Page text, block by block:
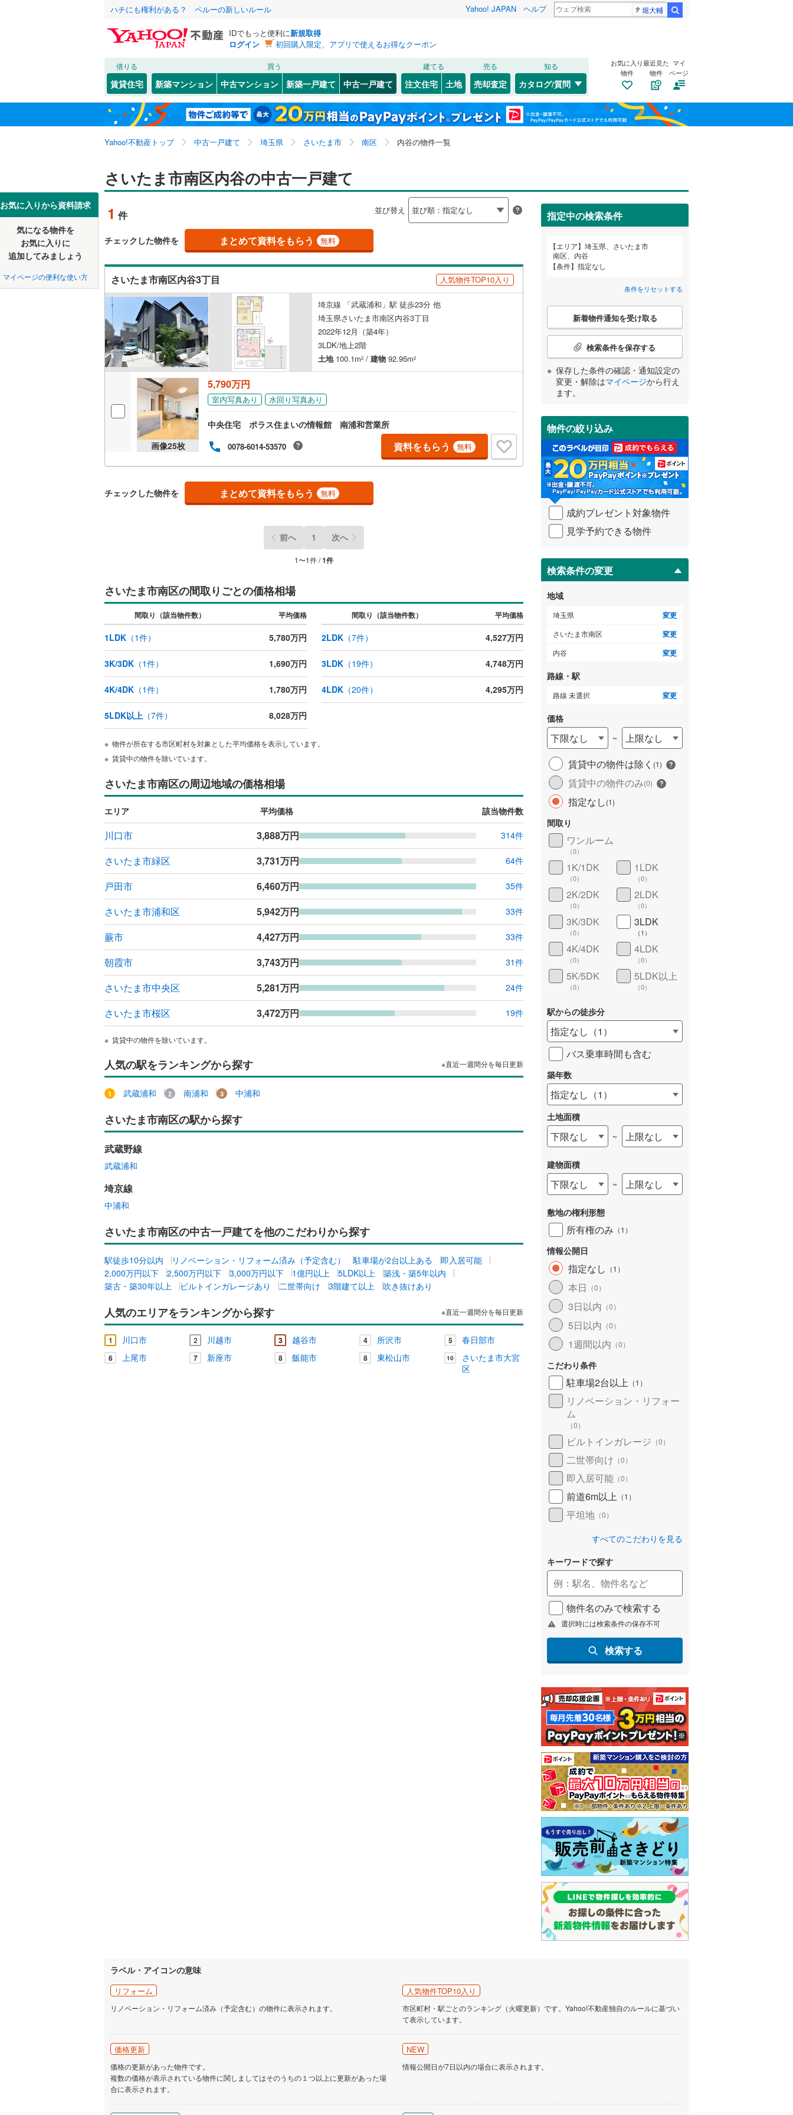
ハチにも権利がある？ ペルーの新しいルール Yahoo! JAPAN ヘルプ 堀大輔
IDでもっと便利に新規取得
ログイン
初回購入限定、アプリで使えるお得なクーポン
借りる
賃貸住宅
買う
新築マンション 中古マンション 新築一戸建て 中古一戸建て
建てる
注文住宅 土地
売る
売却査定
知る
カタログ/質問
お気に入り
物件
最近見た
物件
マイ
ページ
Yahoo!不動産トップ 中古一戸建て 埼玉県 さいたま市 南区 内谷の物件一覧
お気に入りから資料請求
気になる物件を
お気に入りに
追加してみましょう
マイページの便利な使い方
さいたま市南区内谷の中古一戸建て
1 件 並び替え
チェックした物件を まとめて資料をもらう 無料
さいたま市南区内谷3丁目 人気物件TOP10入り
埼京線 「武蔵浦和」駅 徒歩23分 他
埼玉県さいたま市南区内谷3丁目
2022年12月（築4年）
3LDK/地上2階
土地100.1m2 / 建物 92.95m2
画像25枚
5,790万円
室内写真あり 水回り写真あり
中央住宅 ポラス住まいの情報館 南浦和営業所
0078-6014-53570 資料をもらう 無料
チェックした物件を まとめて資料をもらう 無料
前へ 1 次へ
1〜1件 /1件
さいたま市南区の間取りごとの価格相場
間取り（該当物件数） 平均価格 間取り（該当物件数） 平均価格
1LDK （1件） 5,780万円 2LDK（7件） 4,527万円
3K/3DK （1件） 1,690万円 3LDK（19件） 4,748万円
4K/4DK （1件） 1,780万円 4LDK（20件） 4,295万円
5LDK以上 （7件） 8,028万円
物件が所在する市区町村を対象とした平均価格を表示しています。
賃貸中の物件を除いています。
さいたま市南区の周辺地域の価格相場
エリア 平均価格 該当物件数
川口市 3,888万円 314件
さいたま市緑区 3,731万円 64件
戸田市 6,460万円 35件
さいたま市浦和区 5,942万円 33件
蕨市 4,427万円 33件
朝霞市 3,743万円 31件
さいたま市中央区 5,281万円 24件
さいたま市桜区 3,472万円 19件
賃貸中の物件を除いています。
人気の駅をランキングから探す ※直近一週間分を毎日更新
武蔵浦和 南浦和 中浦和
さいたま市南区の駅から探す
武蔵野線
武蔵浦和
埼京線
中浦和
さいたま市南区の中古一戸建てを他のこだわりから探す
駅徒歩10分以内 リノベーション・リフォーム済み（予定含む） 駐車場が2台以上ある
即入居可能
2,000万円以下
2,500万円以下 3,000万円以下 1億円以上 5LDK以上
築浅・築5年以内
築古・築30年以上
ビルトインガレージあり 二世帯向け 3階建て以上 吹き抜けあり
人気のエリアをランキングから探す ※直近一週間分を毎日更新
1 川口市 2 川越市 3 越谷市 4 所沢市 5 春日部市
6 上尾市 7 新座市 8 飯能市 8 東松山市 10
さいたま市大宮
区
指定中の検索条件
エリア
埼玉県、さいたま市
南区、内谷
条件
指定なし
条件をリセットする
こ
検
条
件
受
け
取
る
・
条
件
を
イ
ペ
ジ
に
保
存
す
る
新着物件通知を受け取る
検索条件を保存する
保存した条件の確認・通知設定の
変更・解除はマイページから行え
ます。
物件の絞り込み
成約プレゼント対象物件
見学予約できる物件
検索条件の変更
地域
埼玉県 変更
さいたま市南区 変更
内谷 変更
路線・駅
路線 未選択 変更
価格
下限なし ~
上限なし
賃貸中の物件は除く (1)
賃貸中の物件のみ(0)
指定なし(1)
間取り
ワンルーム
（0）
1K/1DK
（0）
1LDK
（0）
2K/2DK
（0）
2LDK
（0）
3K/3DK
（0）
3LDK
（1 ）
4K/4DK
（0）
4LDK
（0）
5K/5DK
（0）
5LDK以上
（0）
駅からの徒歩分
指定なし （1 ）
バス乗車時間も含む
築年数
指定なし （1 ）
土地面積
下限なし ~ 上限なし
建物面積
下限なし ~ 上限なし
敷地の権利形態
所有権のみ （1 ）
情報公開日
指定なし （1 ）
本日 （0）
3日以内 （0）
5日以内 （0）
1週間以内 （0）
こだわり条件
駐車場2台以上 （1 ）
リノベーション・リフォー
ム
（0）
ビルトインガレージ （0）
二世帯向け （0）
即入居可能 （0）
前道6m以上 （1 ）
平坦地 （0）
すべてのこだわりを見る
キーワードで探す
物件名のみで検索する
選択時には検索条件の保存不可
検索する
ラベル・アイコンの意味
リフォーム
リノベーション・リフォーム済み（予定含む）の物件に表示されます。
人気物件TOP10入り
市区町村・駅ごとのランキング（火曜更新）です。Yahoo!不動産独自のルールに基づい
て表示しています。
価格更新
価格の更新があった物件です。
複数の価格が表示されている物件に関しましてはそのうちの１つ以上に更新があった場
合に表示されます。
NEW
情報公開日が7日以内の場合に表示されます。
北海道 北海道
東北 青森 岩手 宮城 秋田 山形 福島
関東 東京 神奈川 埼玉 千葉
信越・北陸 新潟 長野 富山
三重
近畿 大阪 兵庫
中国 鳥取 島根 岡山 広島 山口
四国 徳島 愛媛 高知
九州・沖縄 福岡 長崎 鹿児島 沖縄
該当物件0件 この条件で検索する
さいたま市 西区(30) 北区(35) 大宮区(14)
見沼区(51) 中央区(23) 桜区(20)
浦和区
31) 南区(60)
岩槻区(58)
熊谷市 川口市(315)
秩父市(1) 所沢市(150)
飯能市(70) 本庄市(35)
東松山市(63) 春日部市(109) 狭山市(96)
羽生市(22) 鴻巣市(61)
上尾市(81 草加市(113 (147)
蕨市(36) 戸田市 入間市(91)
朝霞市(34 志木市( 和光市(15)
新座市
久喜市 ( 88)
北本市(22)
三郷市(34) 蓮田市 坂戸市(66)
幸手市(21) 鶴ヶ島市(36) 日高市(47)
白岡市(24)
北足立郡伊奈町(23) 入間郡毛呂山町(31)
比企郡嵐山町(9)
比企郡小川町 (11) 比企郡吉見町 ( 15)
秩父郡横瀬町(0)
秩父郡皆野町(0) 秩父郡小鹿野町(2)
秩父郡東秩父村(0) 児玉郡美里町(0)
児玉郡上里町(14) 大里郡寄居町(18) 南埼玉郡宮代町
北葛飾郡杉戸町(25) 北葛飾郡松伏町(17)
該当物件0件 この条件で検索する
内谷(1) 大字円正寺(1) 大字大谷口(15)
大谷場(4) 鹿手袋(2) 白幡(1)
大字太田窪(4) 太田窪(3)
根岸( 1)
松本(3) 南浦和(5) 四谷(3)
該当物件0件
JR 東北本線(0) 川越線(0) 高崎線(0)
湘南新宿ライン（宇都宮～逗子）
(0)
湘南新宿ライン（前橋～小田原）
(0)
武蔵野線(1)
秋田新幹線(0)
東京メトロ副都心線(0
私鉄・その他 秩父鉄道(0)
東武野田線( 0
0)
西武秩父線
西武新宿線( 0) 西武狭山線(0)
西武山口線
埼玉高速鉄道
該当物件0件 この条件で検索する
該当物件0件
こだわり条件 リフォーム、リノベーション
リノベーション・リフォーム
（0）
築古・築30年以上（0）
設備
床暖房（ 1）
駐車場2台以上（1） ビルトインガレージ（0） 太陽光発電システム（0）
（0）
防犯カメラ（ 0）
バリアフリー住宅（0）
）
二世帯向け
平屋・1階建て 3階建て以上（0）
サービスルーム（納戸）（0）
最寄りの駅が始発駅 小学校まで1km以内（0）
角地（0） 南道路（0）
販売、価格、契約、入居関連など
）
浴室乾燥機あり（1）
ウォークインクローゼット
（ 1 ）
バルコニー、庭
ウッドデッキあり
構造・規模・施工・品質・工法関連
耐震、免震、制震構造
（0）
住宅性能評価付き 長期優良住宅 ）
オンライン対応
オンライン内見(相談)可（0） IT重説可（0）
オンライン対応とは？ 詳しく見る
該当物件0件
検索条件を保存しました
この検索条件の新着物件通知は、 マイページから設定できます。
保存した条件を見る
埼玉県、さいたま市南区、内谷
検索条件を保存する
マイページ
お気に入りリストを見る
閉じる
お気に入りリストを見る
閉じる